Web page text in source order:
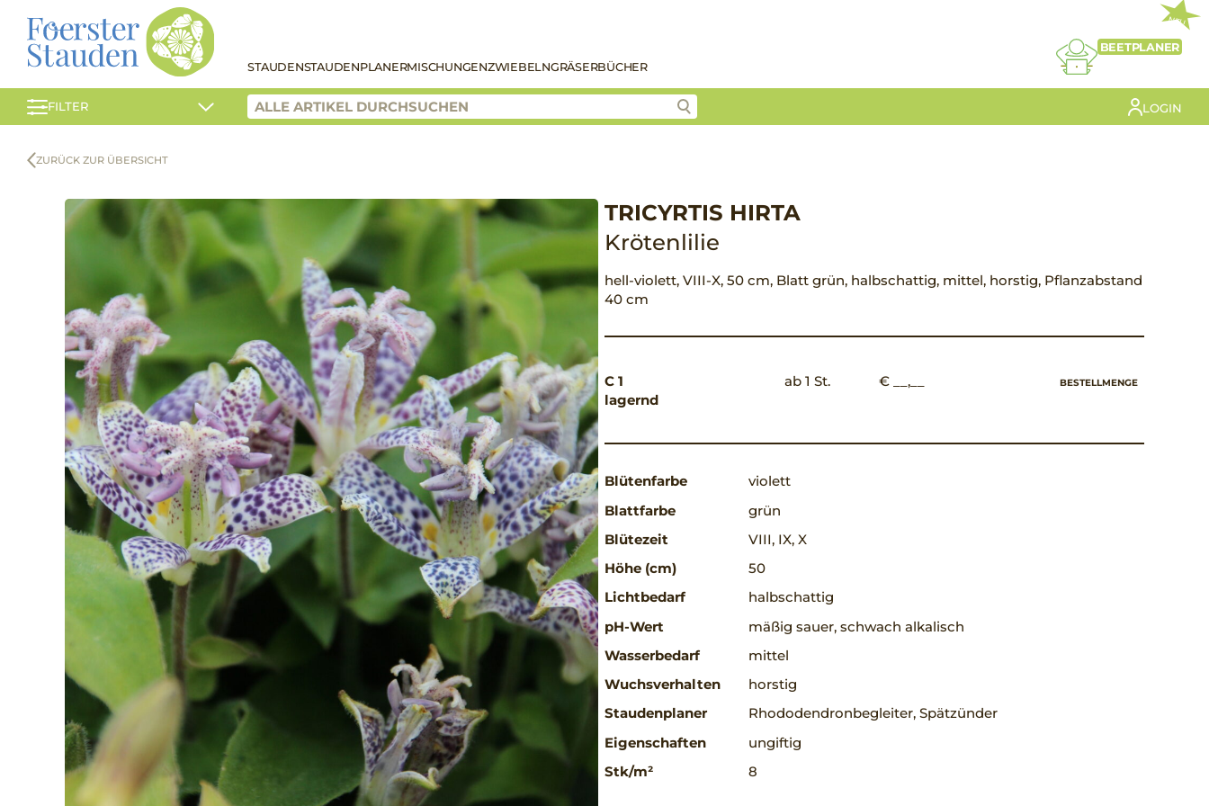
STAUDENSTAUDENPLANERMISCHUNGENZWIEBELNGRÄSERBÜCHER
NEU
BEETPLANER
FILTER LOGIN
ZURÜCK ZUR ÜBERSICHT
TRICYRTIS HIRTA
Krötenlilie
hell-violett, VIII-X, 50 cm, Blatt grün, halbschattig, mittel, horstig, Pflanzabstand
40 cm
C 1
lagernd
ab 1 St. € __,__ BESTELLMENGE
Blütenfarbe
violett
Blattfarbe
grün
Blütezeit
VIII, IX, X
Höhe (cm)
50
Lichtbedarf
halbschattig
pH-Wert
mäßig sauer, schwach alkalisch
Wasserbedarf
mittel
Wuchsverhalten
horstig
Staudenplaner
Rhododendronbegleiter, Spätzünder
Eigenschaften
ungiftig
Stk/m²
8